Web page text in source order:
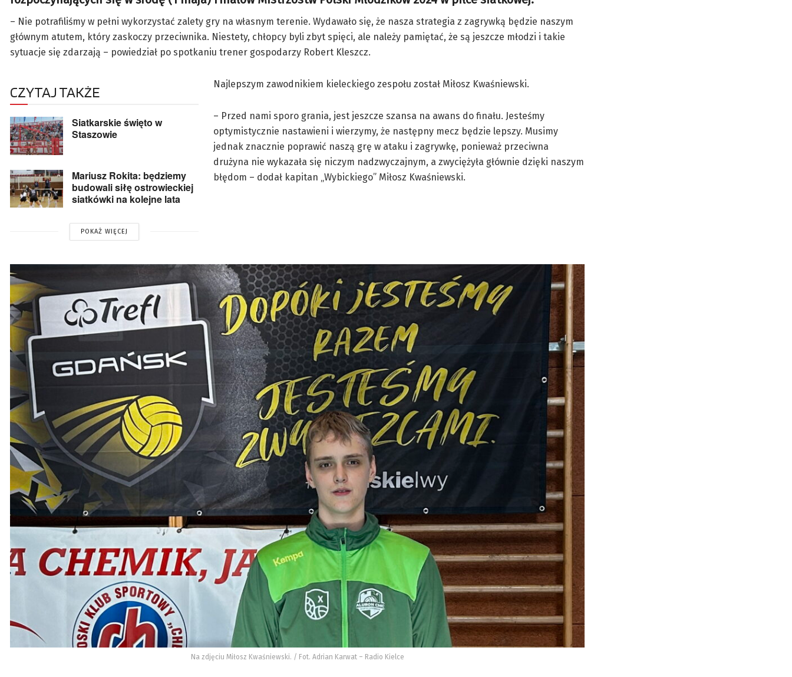
– Nie potrafiliśmy w pełni wykorzystać zalety gry na własnym terenie. Wydawało się, że nasza strategia z zagrywką będzie naszym
głównym atutem, który zaskoczy przeciwnika. Niestety, chłopcy byli zbyt spięci, ale należy pamiętać, że są jeszcze młodzi i takie
sytuacje się zdarzają – powiedział po spotkaniu trener gospodarzy Robert Kleszcz.
CZYTAJ TAKŻE
Siatkarskie święto w
Staszowie
Mariusz Rokita: będziemy
budowali siłę ostrowieckiej
siatkówki na kolejne lata
POKAŻ WIĘCEJ
Najlepszym zawodnikiem kieleckiego zespołu został Miłosz Kwaśniewski.
– Przed nami sporo grania, jest jeszcze szansa na awans do finału. Jesteśmy
optymistycznie nastawieni i wierzymy, że następny mecz będzie lepszy. Musimy
jednak znacznie poprawić naszą grę w ataku i zagrywkę, ponieważ przeciwna
drużyna nie wykazała się niczym nadzwyczajnym, a zwyciężyła głównie dzięki naszym
błędom – dodał kapitan „Wybickiego” Miłosz Kwaśniewski.
Na zdjęciu Miłosz Kwaśniewski. / Fot. Adrian Karwat – Radio Kielce